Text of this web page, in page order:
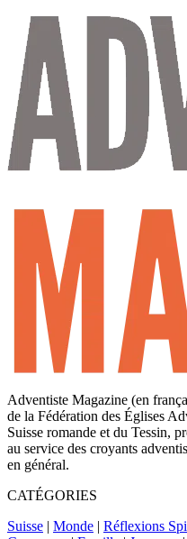
Adventiste Magazine (en
de la Fédération des Églises
Suisse romande et du Tessin,
au service des croyants
en général.
CATÉGORIES
Suisse | Monde | Réflexions